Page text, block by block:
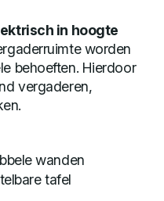
in hoogte
worden
behoeften. Hierdoor
vergaderen,
wanden
tafel